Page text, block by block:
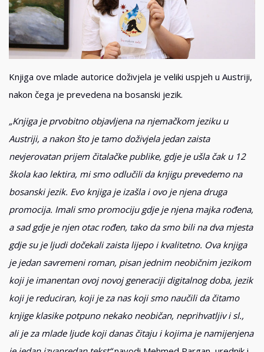
Knjiga ove mlade autorice doživjela je veliki uspjeh u Austriji,
nakon čega je prevedena na bosanski jezik.
„Knjiga je prvobitno objavljena na njemačkom jeziku u
Austriji, a nakon što je tamo doživjela jedan zaista
nevjerovatan prijem čitalačke publike, gdje je ušla čak u 12
škola kao lektira, mi smo odlučili da knjigu prevedemo na
bosanski jezik. Evo knjiga je izašla i ovo je njena druga
promocija. Imali smo promociju gdje je njena majka rođena,
a sad gdje je njen otac rođen, tako da smo bili na dva mjesta
gdje su je ljudi dočekali zaista lijepo i kvalitetno. Ova knjiga
je jedan savremeni roman, pisan jednim neobičnim jezikom
koji je imanentan ovoj novoj generaciji digitalnog doba, jezik
koji je reduciran, koji je za nas koji smo naučili da čitamo
knjige klasike potpuno nekako neobičan, neprihvatljiv i sl.,
ali je za mlade ljude koji danas čitaju i kojima je namijenjena